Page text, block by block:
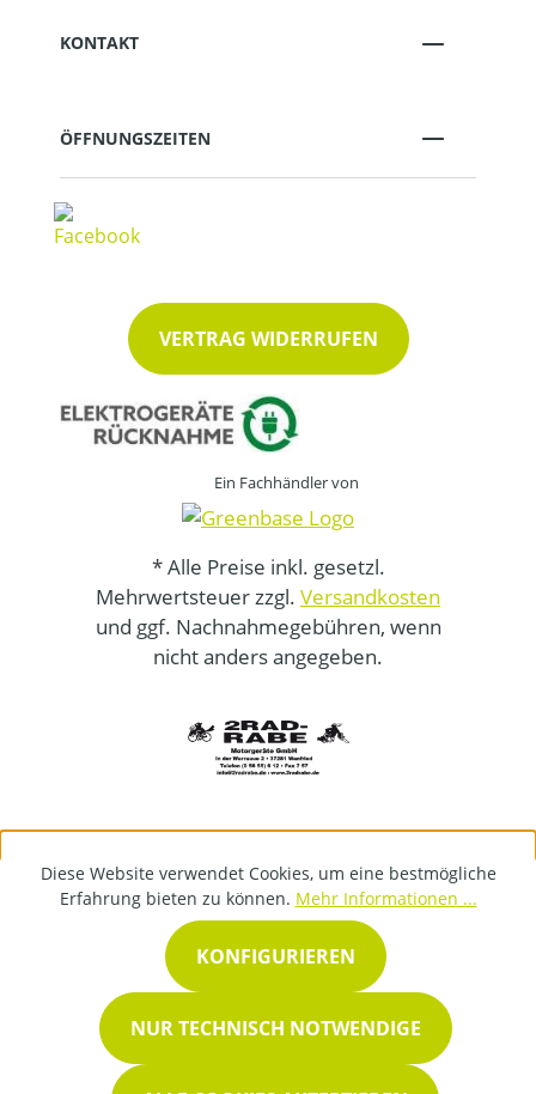
KONTAKT
ÖFFNUNGSZEITEN
VERTRAG WIDERRUFEN
Ein Fachhändler von
* Alle Preise inkl. gesetzl.
Mehrwertsteuer zzgl. Versandkosten
und ggf. Nachnahmegebühren, wenn
nicht anders angegeben.
Diese Website verwendet Cookies, um eine bestmögliche
Erfahrung bieten zu können. Mehr Informationen ...
NUR TECHNISCH NOTWENDIGE
KONFIGURIEREN